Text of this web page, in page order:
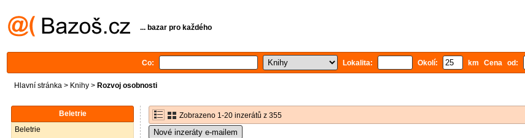
... bazar pro každého
Co: Lokalita: Okolí: km Cena od:
Hlavní stránka > Knihy > Rozvoj osobnosti
Beletrie
Beletrie
Zobrazeno 1-20 inzerátů z 355
Nové inzeráty e-mailem